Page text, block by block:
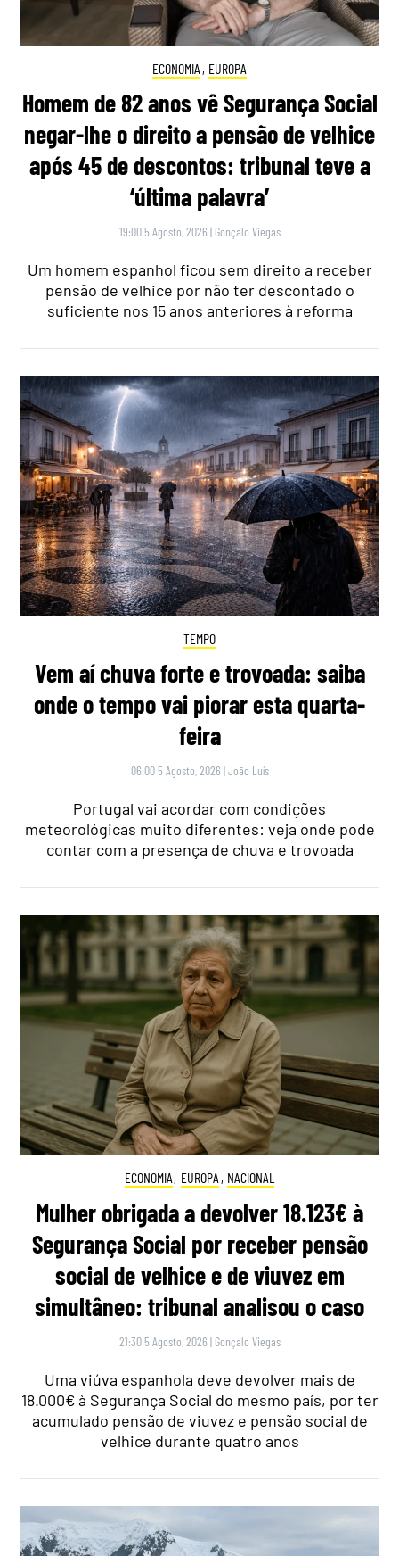
ECONOMIA , EUROPA
Homem de 82 anos vê Segurança Social
negar-lhe o direito a pensão de velhice
após 45 de descontos: tribunal teve a
‘última palavra’
19:00 5 Agosto, 2026 | Gonçalo Viegas
Um homem espanhol ficou sem direito a receber
pensão de velhice por não ter descontado o
suficiente nos 15 anos anteriores à reforma
TEMPO
Vem aí chuva forte e trovoada: saiba
onde o tempo vai piorar esta quarta-
feira
06:00 5 Agosto, 2026 |João Luís
Portugal vai acordar com condições
meteorológicas muito diferentes: veja onde pode
contar com a presença de chuva e trovoada
ECONOMIA, EUROPA , NACIONAL
Mulher obrigada a devolver 18.123€ à
Segurança Social por receber pensão
social de velhice e de viuvez em
simultâneo: tribunal analisou o caso
21:30 5 Agosto, 2026 | Gonçalo Viegas
Uma viúva espanhola deve devolver mais de
18.000€ à Segurança Social do mesmo país, por ter
acumulado pensão de viuvez e pensão social de
velhice durante quatro anos